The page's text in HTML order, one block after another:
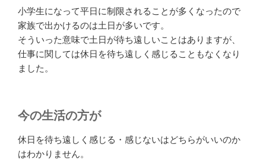
小学生になって平日に制限されることが多くなったので
家族で出かけるのは土日が多いです。
そういった意味で土日が待ち遠しいことはありますが、
仕事に関しては休日を待ち遠しく感じることもなくなり
ました。
今の生活の方が
休日を待ち遠しく感じる・感じないはどちらがいいのか
はわかりません。